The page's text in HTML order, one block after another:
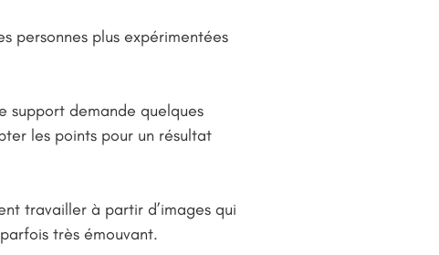
personnes plus expérimentées
support demande quelques
les points pour un résultat
travailler à partir d’images qui
très émouvant.